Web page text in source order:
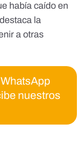
había caído en
la
a otras
nuestros